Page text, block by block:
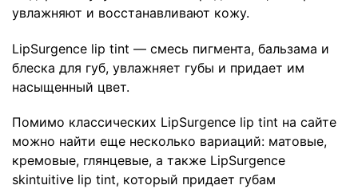
увлажняют и восстанавливают кожу.
LipSurgence lip tint — смесь пигмента, бальзама и
блеска для губ, увлажняет губы и придает им
насыщенный цвет.
Помимо классических LipSurgence lip tint на сайте
можно найти еще несколько вариаций: матовые,
кремовые, глянцевые, а также LipSurgence
skintuitive lip tint, который придает губам